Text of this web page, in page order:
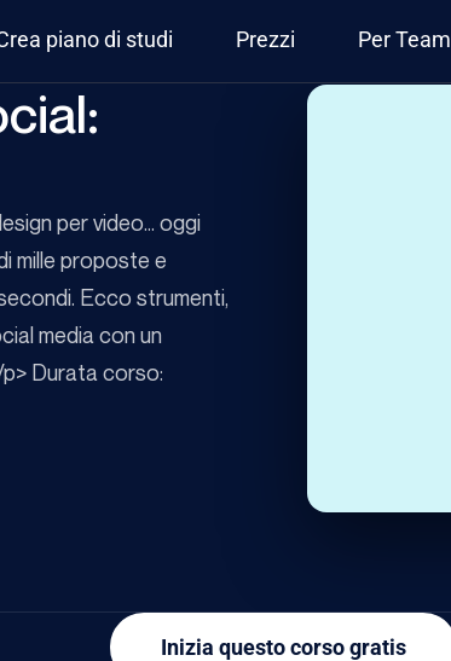
piano di studi Prezzi Per Team
per video... oggi
mille proposte e
Ecco strumenti,
media con un
Durata corso:
Inizia questo corso gratis